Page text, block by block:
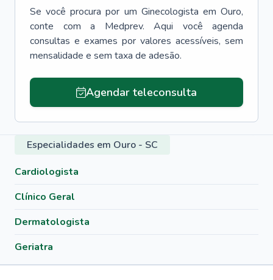
Se você procura por um Ginecologista em Ouro,
conte com a Medprev. Aqui você agenda
consultas e exames por valores acessíveis, sem
mensalidade e sem taxa de adesão.
Agendar teleconsulta
Especialidades em Ouro - SC
Cardiologista
Clínico Geral
Dermatologista
Geriatra